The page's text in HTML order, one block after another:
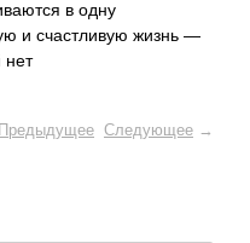
в одну
и счастливую жизнь —
нет
Предыдущее Следующее →